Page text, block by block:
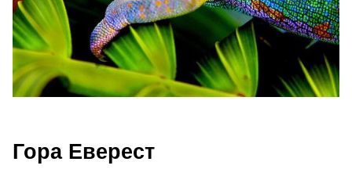
Гора Еверест